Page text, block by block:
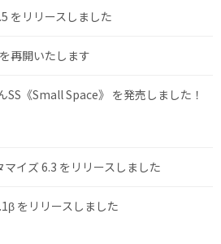
をリリースしました
再開いたします
SS《Small Space》 を発売しました！
イズ 6.3 をリリースしました
をリリースしました